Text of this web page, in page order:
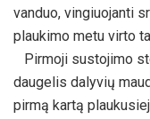
vanduo, vingiuojanti
plaukimo metu virto
Pirmoji sustojimo
daugelis dalyvių
pirmą kartą